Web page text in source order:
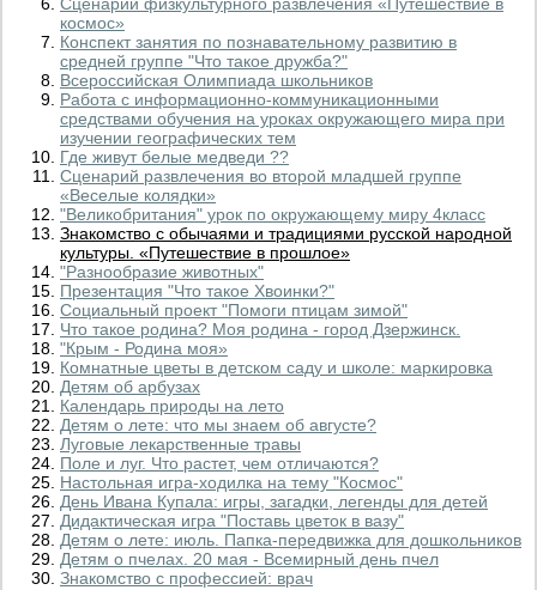
Сценарий физкультурного развлечения «Путешествие в
космос»
Конспект занятия по познавательному развитию в
средней группе "Что такое дружба?"
Всероссийская Олимпиада школьников
Работа с информационно-коммуникационными
средствами обучения на уроках окружающего мира при
изучении географических тем
Где живут белые медведи ??
Сценарий развлечения во второй младшей группе
«Веселые колядки»
"Великобритания" урок по окружающему миру 4класс
Знакомство с обычаями и традициями русской народной
культуры. «Путешествие в прошлое»
"Разнообразие животных"
Презентация "Что такое Хвоинки?"
Социальный проект "Помоги птицам зимой"
Что такое родина? Моя родина - город Дзержинск.
"Крым - Родина моя»
Комнатные цветы в детском саду и школе: маркировка
Детям об арбузах
Календарь природы на лето
Детям о лете: что мы знаем об августе?
Луговые лекарственные травы
Поле и луг. Что растет, чем отличаются?
Настольная игра-ходилка на тему "Космос"
День Ивана Купала: игры, загадки, легенды для детей
Дидактическая игра "Поставь цветок в вазу"
Детям о лете: июль. Папка-передвижка для дошкольников
Детям о пчелах. 20 мая - Всемирный день пчел
Знакомство с профессией: врач